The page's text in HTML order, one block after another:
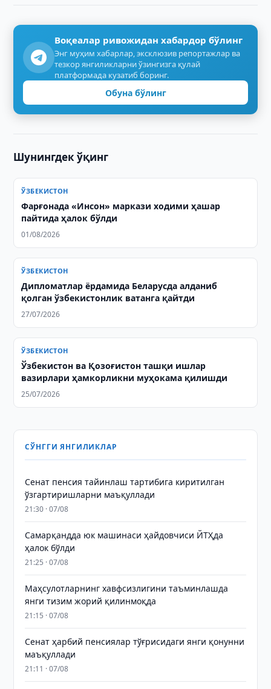
Воқеалар ривожидан хабардор бўлинг
Энг муҳим хабарлар, эксклюзив репортажлар ва
тезкор янгиликларни ўзингизга қулай
платформада кузатиб боринг.
Обуна бўлинг
Шунингдек ўқинг
ЎЗБЕКИСТОН
Фарғонада «Инсон» маркази ходими ҳашар
пайтида ҳалок бўлди
01/08/2026
ЎЗБЕКИСТОН
Дипломатлар ёрдамида Беларусда алданиб
қолган ўзбекистонлик ватанга қайтди
27/07/2026
ЎЗБЕКИСТОН
Ўзбекистон ва Қозоғистон ташқи ишлар
вазирлари ҳамкорликни муҳокама қилишди
25/07/2026
СЎНГГИ ЯНГИЛИКЛАР
Сенат пенсия тайинлаш тартибига киритилган
ўзгартиришларни маъқуллади
21:30 · 07/08
Самарқандда юк машинаси ҳайдовчиси ЙТҲда
ҳалок бўлди
21:25 · 07/08
Маҳсулотларнинг хавфсизлигини таъминлашда
янги тизим жорий қилинмоқда
21:15 · 07/08
Сенат ҳарбий пенсиялар тўғрисидаги янги қонунни
маъқуллади
21:11 · 07/08